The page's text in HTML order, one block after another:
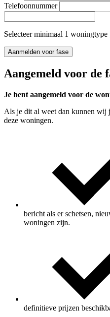
Telefoonnummer
Selecteer minimaal 1 woningtype
Aanmelden voor fase
Aangemeld voor de
Je bent aangemeld voor de
Als je dit al weet dan kunnen wij
deze woningen.
bericht als er schetsen,
woningen zijn.
definitieve prijzen